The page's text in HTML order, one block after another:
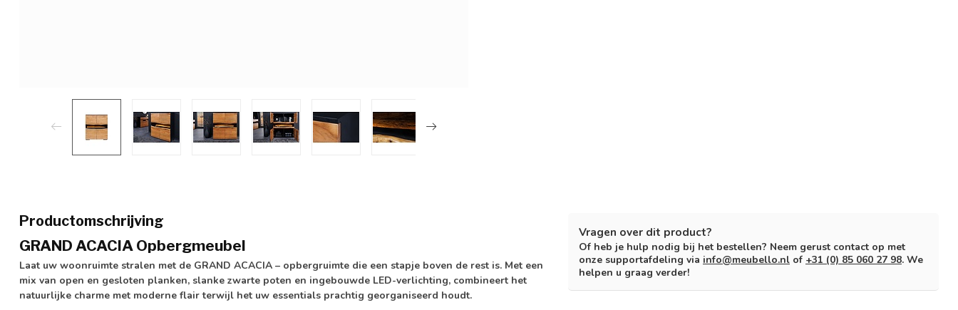
Productomschrijving
GRAND ACACIA Opbergmeubel
Laat uw woonruimte stralen met de GRAND ACACIA – opbergruimte die een stapje boven de rest is. Met een
mix van open en gesloten planken, slanke zwarte poten en ingebouwde LED-verlichting, combineert het
natuurlijke charme met moderne flair terwijl het uw essentials prachtig georganiseerd houdt.
Vragen over dit product?
Of heb je hulp nodig bij het bestellen? Neem gerust contact op met
onze supportafdeling via info@meubello.nl of +31 (0) 85 060 27 98. We
helpen u graag verder!